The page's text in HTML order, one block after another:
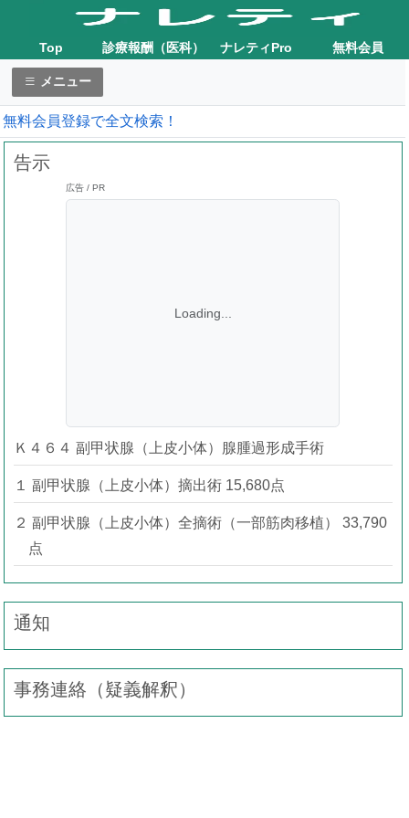
Top 診療報酬（医科） ナレティPro 無料会員
メニュー
無料会員登録で全文検索！
告示
広告 / PR
Loading...
Ｋ４６４ 副甲状腺（上皮小体）腺腫過形成手術
１ 副甲状腺（上皮小体）摘出術 15,680点
２ 副甲状腺（上皮小体）全摘術（一部筋肉移植） 33,790
点
通知
事務連絡（疑義解釈）